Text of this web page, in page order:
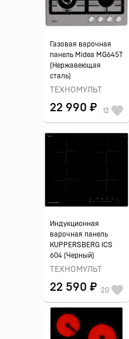
Газовая варочная
панель Midea MG645T
(Нержавеющая
сталь)
ТЕХНОМУЛЬТ
22 990 ₽ 12
Индукционная
варочная панель
KUPPERSBERG ICS
604 (Черный)
ТЕХНОМУЛЬТ
22 590 ₽ 20